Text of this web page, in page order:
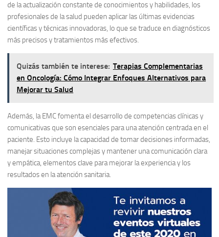
de la actualización constante de conocimientos y habilidades, los
profesionales de la salud pueden aplicar las últimas evidencias
científicas y técnicas innovadoras, lo que se traduce en diagnósticos
más precisos y tratamientos más efectivos.
Quizás también te interese: Terapias Complementarias
en Oncología: Cómo Integrar Enfoques Alternativos para
Mejorar tu Salud
Además, la EMC fomenta el desarrollo de competencias clínicas y
comunicativas que son esenciales para una atención centrada en el
paciente. Esto incluye la capacidad de tomar decisiones informadas,
manejar situaciones complejas y mantener una comunicación clara
y empática, elementos clave para mejorar la experiencia y los
resultados en la atención sanitaria.